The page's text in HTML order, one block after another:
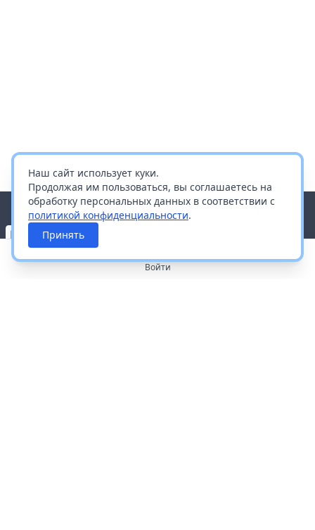
Наш сайт использует куки.
Продолжая им пользоваться, вы соглашаетесь на
обработку персональных данных в соответствии с
политикой конфиденциальности.
Принять
Войти